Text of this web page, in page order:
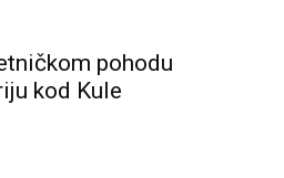
pohodu
kod Kule